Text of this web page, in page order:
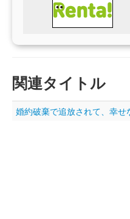
関連タイトル
婚約破棄で追放されて、幸